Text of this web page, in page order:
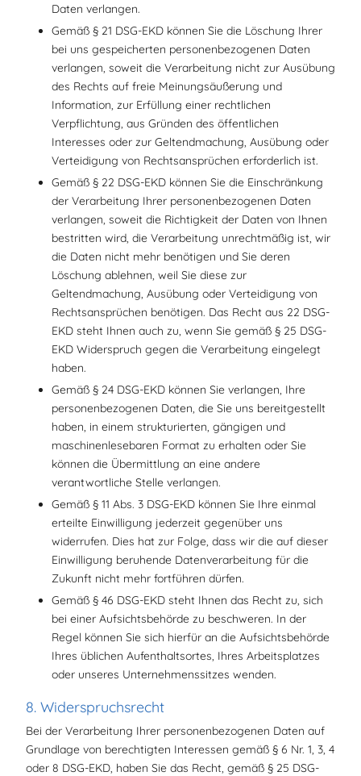
Daten verlangen.
Gemäß § 21 DSG-EKD können Sie die Löschung Ihrer
bei uns gespeicherten personenbezogenen Daten
verlangen, soweit die Verarbeitung nicht zur Ausübung
des Rechts auf freie Meinungsäußerung und
Information, zur Erfüllung einer rechtlichen
Verpflichtung, aus Gründen des öffentlichen
Interesses oder zur Geltendmachung, Ausübung oder
Verteidigung von Rechtsansprüchen erforderlich ist.
Gemäß § 22 DSG-EKD können Sie die Einschränkung
der Verarbeitung Ihrer personenbezogenen Daten
verlangen, soweit die Richtigkeit der Daten von Ihnen
bestritten wird, die Verarbeitung unrechtmäßig ist, wir
die Daten nicht mehr benötigen und Sie deren
Löschung ablehnen, weil Sie diese zur
Geltendmachung, Ausübung oder Verteidigung von
Rechtsansprüchen benötigen. Das Recht aus 22 DSG-
EKD steht Ihnen auch zu, wenn Sie gemäß § 25 DSG-
EKD Widerspruch gegen die Verarbeitung eingelegt
haben.
Gemäß § 24 DSG-EKD können Sie verlangen, Ihre
personenbezogenen Daten, die Sie uns bereitgestellt
haben, in einem strukturierten, gängigen und
maschinenlesebaren Format zu erhalten oder Sie
können die Übermittlung an eine andere
verantwortliche Stelle verlangen.
Gemäß § 11 Abs. 3 DSG-EKD können Sie Ihre einmal
erteilte Einwilligung jederzeit gegenüber uns
widerrufen. Dies hat zur Folge, dass wir die auf dieser
Einwilligung beruhende Datenverarbeitung für die
Zukunft nicht mehr fortführen dürfen.
Gemäß § 46 DSG-EKD steht Ihnen das Recht zu, sich
bei einer Aufsichtsbehörde zu beschweren. In der
Regel können Sie sich hierfür an die Aufsichtsbehörde
Ihres üblichen Aufenthaltsortes, Ihres Arbeitsplatzes
oder unseres Unternehmenssitzes wenden.
8. Widerspruchsrecht
Bei der Verarbeitung Ihrer personenbezogenen Daten auf
Grundlage von berechtigten Interessen gemäß § 6 Nr. 1, 3, 4
oder 8 DSG-EKD, haben Sie das Recht, gemäß § 25 DSG-